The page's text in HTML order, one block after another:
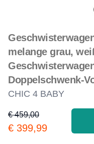
melange grau,
Doppelschwenk-
CHIC 4 BABY
Product information
€ 459,00
€ 399,99